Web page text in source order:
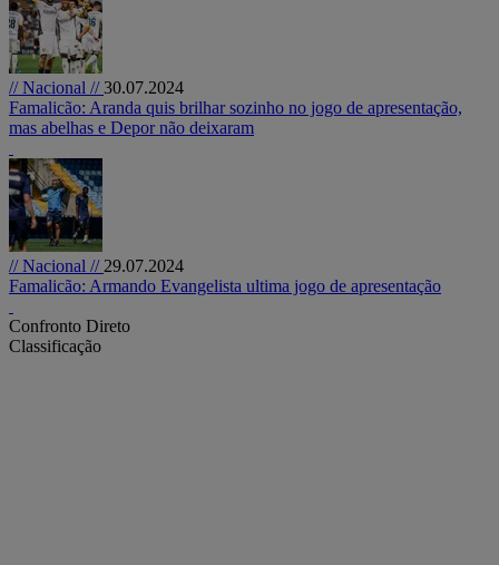
// Nacional //30.07.2024
Famalicão: Aranda quis brilhar sozinho no jogo de apresentação,
mas abelhas e Depor não deixaram
// Nacional // 29.07.2024
Famalicão: Armando Evangelista ultima jogo de apresentação
Confronto Direto
Classificação